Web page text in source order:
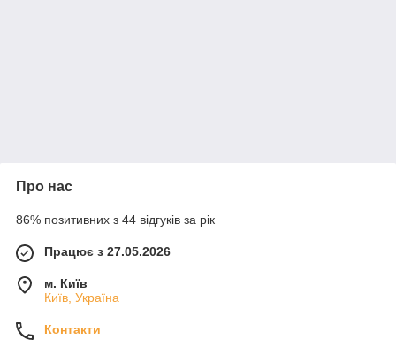
Про нас
86% позитивних з 44 відгуків за рік
Працює з 27.05.2026
м. Київ
Київ, Україна
Контакти